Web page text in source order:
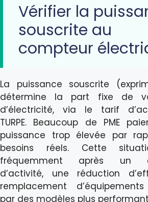
Vérifier la
souscrite au
compteur
La puissance souscrite
détermine la part fixe de
d’électricité, via le tarif
TURPE. Beaucoup de PME
puissance trop élevée par
besoins réels. Cette
fréquemment après un
d’activité, une réduction
remplacement
par des modèles plus